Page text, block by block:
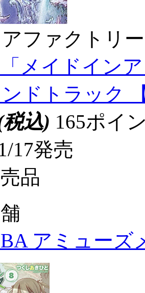
ファクトリー
メイドイン
ドトラック
税込) 165ポイ
17発売
品
アミューズ